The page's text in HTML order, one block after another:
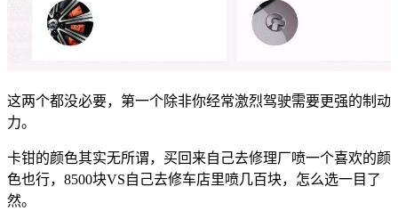
这两个都没必要，第一个除非你经常激烈驾驶需要更强的制动
力。
卡钳的颜色其实无所谓，买回来自己去修理厂喷一个喜欢的颜
色也行，8500块VS自己去修车店里喷几百块，怎么选一目了
然。